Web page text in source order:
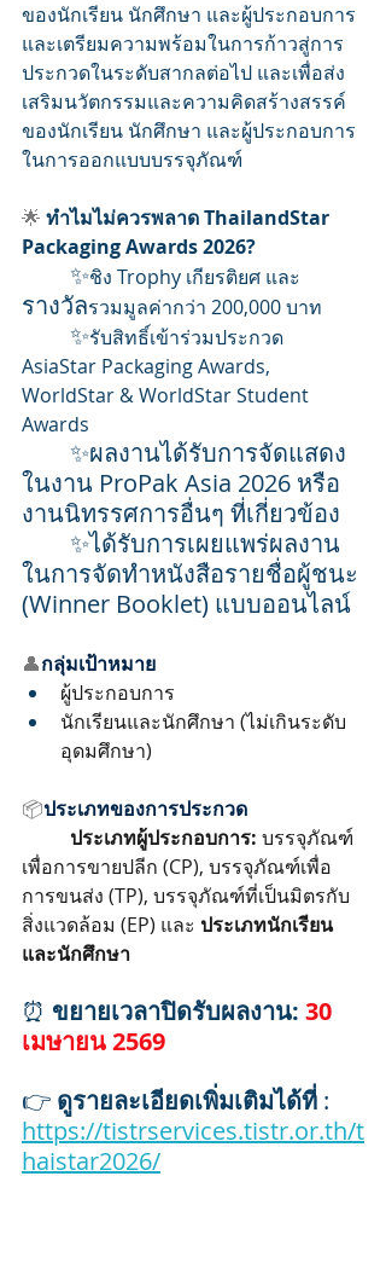
ของนักเรียน นักศึกษา และผู้ประกอบการ
และเตรียมความพร้อมในการก้าวสู่การ
ประกวดในระดับสากลต่อไป และเพื่อส่ง
เสริมนวัตกรรมและความคิดสร้างสรรค์
ของนักเรียน นักศึกษา และผู้ประกอบการ
ในการออกแบบบรรจุภัณฑ์
🌟 ทำไมไม่ควรพลาดThailandStar
Packaging Awards 2026?
✨ชิง Trophy เกียรติยศ และ
รางวัลรวมมูลค่ากว่า 200,000 บาท
✨รับสิทธิ์เข้าร่วมประกวด
AsiaStar Packaging Awards,
WorldStar & WorldStar Student
Awards
ในงาน ProPak Asia 2026 หรือ
งานนิทรรศการอื่นๆ ที่เกี่ยวข้อง
ในการจัดทำหนังสือรายชื่อผู้ชนะ
(Winner Booklet) แบบออนไลน์
👤กลุ่มเป้าหมาย
ผู้ประกอบการ
นักเรียนและนักศึกษา (ไม่เกินระดับ
อุดมศึกษา)
📦ประเภทของการประกวด
	ประเภทผู้ประกอบการ:
บรรจุภัณฑ์
เพื่อการขายปลีก (CP), บรรจุภัณฑ์เพื่อ
การขนส่ง (TP), บรรจุภัณฑ์ที่เป็นมิตรกับ
สิ่งแวดล้อม (EP) และ ประเภทนักเรียน
และนักศึกษา
⏰ ขยายเวลาปิดรับผลงาน: 30
เมษายน 2569
👉 ดูรายละเอียดเพิ่มเติมได้ที่ :
https://tistrservices.tistr.or.th/t
haistar2026/